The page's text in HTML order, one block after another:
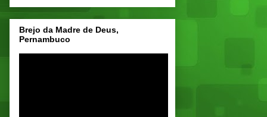
Brejo da Madre de Deus,
Pernambuco